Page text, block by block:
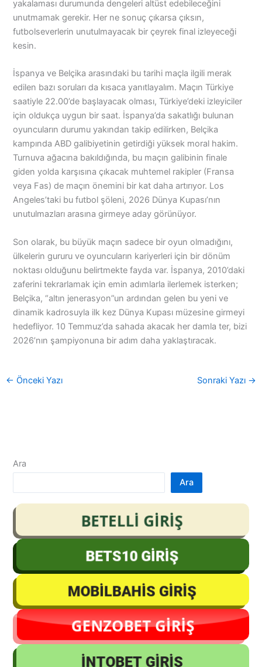
yakalaması durumunda dengeleri altüst edebileceğini
unutmamak gerekir. Her ne sonuç çıkarsa çıksın,
futbolseverlerin unutulmayacak bir çeyrek final izleyeceği
kesin.
İspanya ve Belçika arasındaki bu tarihi maçla ilgili merak
edilen bazı soruları da kısaca yanıtlayalım. Maçın Türkiye
saatiyle 22.00’de başlayacak olması, Türkiye’deki izleyiciler
için oldukça uygun bir saat. İspanya’da sakatlığı bulunan
oyuncuların durumu yakından takip edilirken, Belçika
kampında ABD galibiyetinin getirdiği yüksek moral hakim.
Turnuva ağacına bakıldığında, bu maçın galibinin finale
giden yolda karşısına çıkacak muhtemel rakipler (Fransa
veya Fas) de maçın önemini bir kat daha artırıyor. Los
Angeles’taki bu futbol şöleni, 2026 Dünya Kupası’nın
unutulmazları arasına girmeye aday görünüyor.
Son olarak, bu büyük maçın sadece bir oyun olmadığını,
ülkelerin gururu ve oyuncuların kariyerleri için bir dönüm
noktası olduğunu belirtmekte fayda var. İspanya, 2010’daki
zaferini tekrarlamak için emin adımlarla ilerlemek isterken;
Belçika, “altın jenerasyon”un ardından gelen bu yeni ve
dinamik kadrosuyla ilk kez Dünya Kupası müzesine girmeyi
hedefliyor. 10 Temmuz’da sahada akacak her damla ter, bizi
2026’nın şampiyonuna bir adım daha yaklaştıracak.
← Önceki Yazı Sonraki Yazı →
Ara
Ara